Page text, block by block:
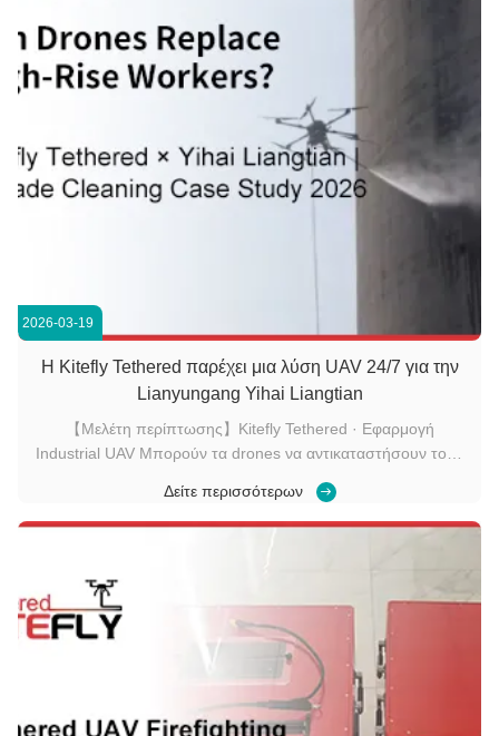
2026-03-19
Η Kitefly Tethered παρέχει μια λύση UAV 24/7 για την
Lianyungang Yihai Liangtian
【Μελέτη περίπτωσης】Kitefly Tethered · Εφαρμογή
Industrial UAV Μπορούν τα drones να αντικαταστήσουν τους
πολυώροφων; Το Kitefly Tethered προσφέρει μια 24/7
Tethered λύση UAV για το Lianyungang Yihai Liangtian
Δείτε περισσότερων